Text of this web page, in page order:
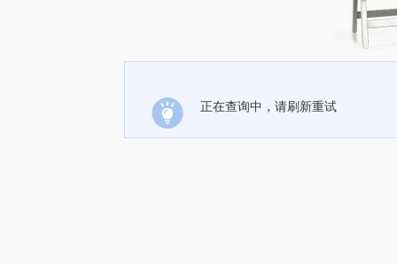
正在查询中，请刷新重试